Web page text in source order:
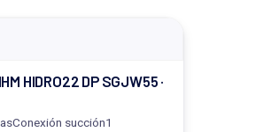
HIDRO22 DP SGJW55 ·
succión1